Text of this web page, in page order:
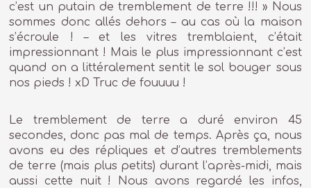
c’est un putain de tremblement de terre !!! » Nous
sommes donc allés dehors – au cas où la maison
s’écroule ! – et les vitres tremblaient, c’était
impressionnant ! Mais le plus impressionnant c’est
quand on a littéralement sentit le sol bouger sous
nos pieds ! xD Truc de fouuuu !
Le tremblement de terre a duré environ 45
secondes, donc pas mal de temps. Après ça, nous
avons eu des répliques et d’autres tremblements
de terre (mais plus petits) durant l’après-midi, mais
aussi cette nuit ! Nous avons regardé les infos,